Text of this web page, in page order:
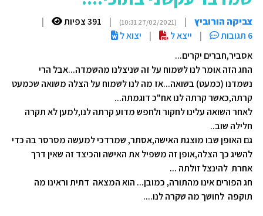
צביקה הורוביץ |
(27/02/2021 10:31)
| 391 צפיות
|
6 תגובות
| ייצא ל |
יצוא ל
אסביר,חברים יקרים...
החג הזה אומר לנו לשמוח על זה שניצלנו מהשמדה...אבל הרי
נשמדנו (כמעט) בשואה...אז מה לנו לשמוח על הצלה משואה שכמעט
קרתה,כאשר קרתה לנו אח"כ דוגמתה...
לאחר השואה עלינו לחקור ולחפש מדוע קרתה לנו,למען לא תקרה
חלילה שוב..
גם האופן שבו מוצגת האישה,אסתר, שמרדכי למעשה מסרסר בה כדי
להשיג כך הצלה,אופן זה משפיל את האישה והכיצד זה שאין דרך
אחרת להינצל זולתה ...
חג הפורים אינו מהתורה, כמובן... הוא המצאה דתית וראינו מה
תוקפה לחושך מה שקרה לנו....